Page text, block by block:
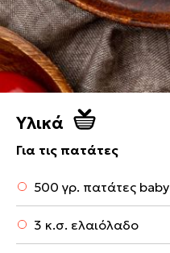
Υλικά
Για τις πατάτες
500 γρ. πατάτες baby
3 κ.σ. ελαιόλαδο